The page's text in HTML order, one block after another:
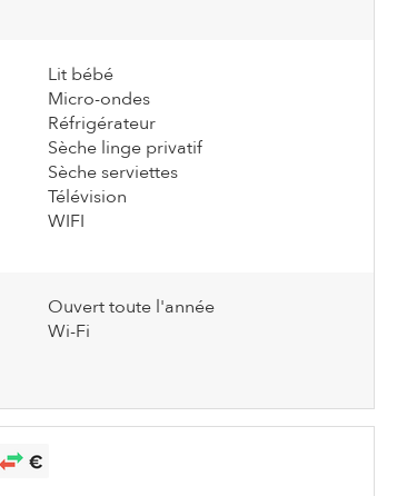
Lit bébé
Micro-ondes
Réfrigérateur
Sèche linge privatif
Sèche serviettes
Télévision
WIFI
Ouvert toute l'année
Wi-Fi